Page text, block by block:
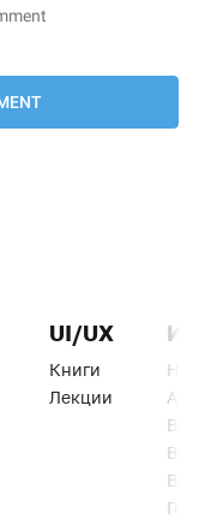
UI/UX
Книги
Лекции
Веб